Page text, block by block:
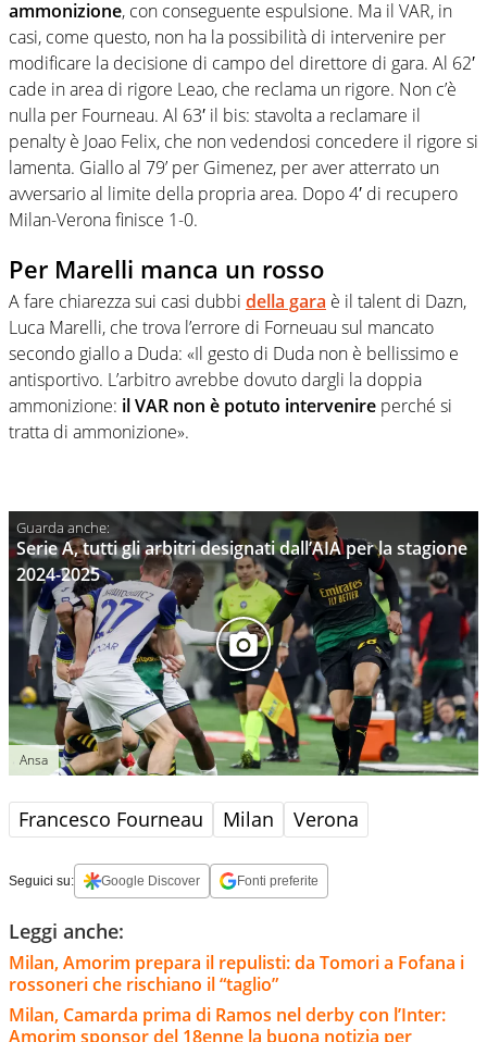
ammonizione, con conseguente espulsione. Ma il VAR, in
casi, come questo, non ha la possibilità di intervenire per
modificare la decisione di campo del direttore di gara. Al 62′
cade in area di rigore Leao, che reclama un rigore. Non c’è
nulla per Fourneau. Al 63′ il bis: stavolta a reclamare il
penalty è Joao Felix, che non vedendosi concedere il rigore si
lamenta. Giallo al 79’ per Gimenez, per aver atterrato un
avversario al limite della propria area. Dopo 4′ di recupero
Milan-Verona finisce 1-0.
Per Marelli manca un rosso
A fare chiarezza sui casi dubbi della gara è il talent di Dazn,
Luca Marelli, che trova l’errore di Forneuau sul mancato
secondo giallo a Duda: «Il gesto di Duda non è bellissimo e
antisportivo. L’arbitro avrebbe dovuto dargli la doppia
ammonizione: il VAR non è potuto intervenire perché si
tratta di ammonizione».
Serie A, tutti gli arbitri designati dall’AIA per la stagione
2024-2025
Ansa
Francesco Fourneau Milan Verona
Seguici su: Google Discover Fonti preferite
Leggi anche:
Milan, Amorim prepara il repulisti: da Tomori a Fofana i
rossoneri che rischiano il “taglio”
Milan, Camarda prima di Ramos nel derby con l’Inter:
Amorim sponsor del 18enne la buona notizia per